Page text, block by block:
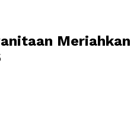
Meriahkan